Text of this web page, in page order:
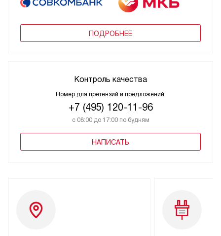
ПОДРОБНЕЕ
Контроль качества
Номер для претензий и предложений:
+7 (495) 120-11-96
с 08:00 до 17:00 по будням
НАПИСАТЬ